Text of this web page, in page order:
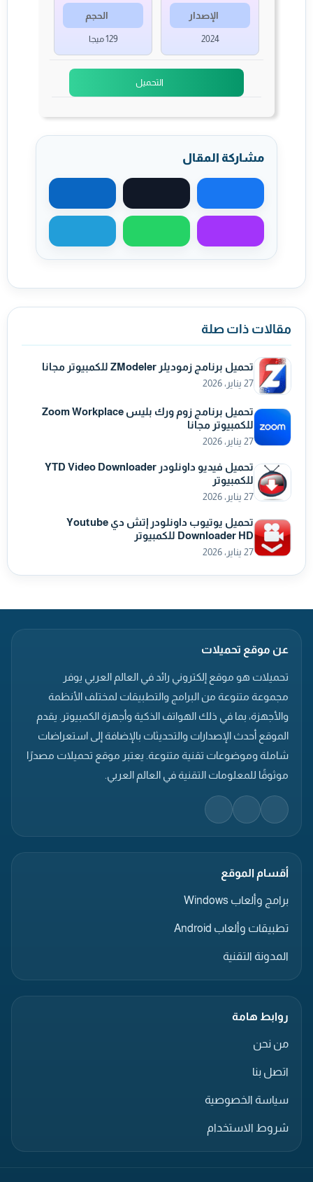
الإصدار
2024
الحجم
129 ميجا
التحميل
مشاركة المقال
مشاركة على فيسبوكمشاركة على X مشاركة على
مشاركة عبر ماسنجرمشاركة عبر واتسابمشاركة عبر
مقالات ذات صلة
تحميل برنامج زموديلر ZModeler للكمبيوتر مجانا
27 يناير، 2026
تحميل برنامج زوم ورك بليس Zoom Workplace
للكمبيوتر مجانا
27 يناير، 2026
تحميل فيديو داونلودر YTD Video Downloader
للكمبيوتر
27 يناير، 2026
تحميل يوتيوب داونلودر إتش دي Youtube
Downloader HD للكمبيوتر
27 يناير، 2026
عن موقع تحميلات
تحميلات هو موقع إلكتروني رائد في العالم العربي يوفر
مجموعة متنوعة من البرامج والتطبيقات لمختلف الأنظمة
والأجهزة، بما في ذلك الهواتف الذكية وأجهزة الكمبيوتر. يقدم
الموقع أحدث الإصدارات والتحديثات بالإضافة إلى استعراضات
شاملة وموضوعات تقنية متنوعة. يعتبر موقع تحميلات مصدرًا
موثوقًا للمعلومات التقنية في العالم العربي.
أقسام الموقع
برامج وألعاب Windows
تطبيقات وألعاب Android
المدونة التقنية
روابط هامة
من نحن
اتصل بنا
سياسة الخصوصية
شروط الاستخدام